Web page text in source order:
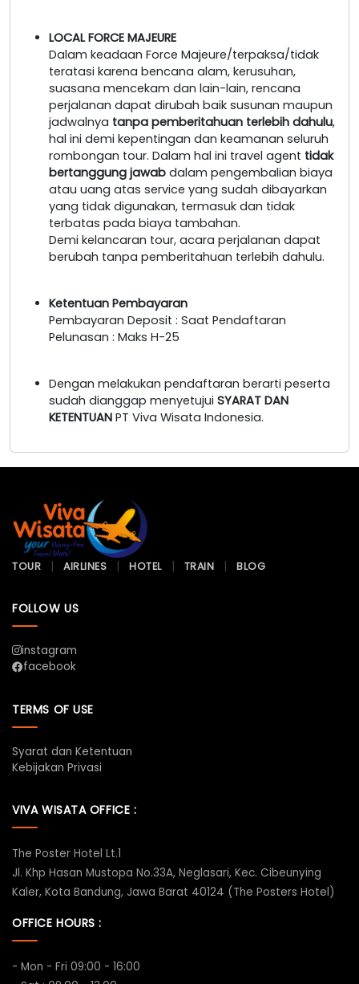
LOCAL FORCE MAJEURE
Dalam keadaan Force Majeure/terpaksa/tidak
teratasi karena bencana alam, kerusuhan,
suasana mencekam dan lain-lain, rencana
perjalanan dapat dirubah baik susunan maupun
jadwalnya tanpa pemberitahuan terlebih dahulu,
hal ini demi kepentingan dan keamanan seluruh
rombongan tour. Dalam hal ini travel agent tidak
bertanggung jawab dalam pengembalian biaya
atau uang atas service yang sudah dibayarkan
yang tidak digunakan, termasuk dan tidak
terbatas pada biaya tambahan.
Demi kelancaran tour, acara perjalanan dapat
berubah tanpa pemberitahuan terlebih dahulu.
Ketentuan Pembayaran
Pembayaran Deposit : Saat Pendaftaran
Pelunasan : Maks H-25
Dengan melakukan pendaftaran berarti peserta
sudah dianggap menyetujui SYARAT DAN
KETENTUAN PT Viva Wisata Indonesia.
TOUR AIRLINES HOTEL TRAIN BLOG
FOLLOW US
instagram
facebook
TERMS OF USE
Syarat dan Ketentuan
Kebijakan Privasi
VIVA WISATA OFFICE :
The Poster Hotel Lt.1
Jl. Khp Hasan Mustopa No.33A, Neglasari, Kec. Cibeunying
Kaler, Kota Bandung, Jawa Barat 40124 (The Posters Hotel)
OFFICE HOURS :
- Mon - Fri 09:00 - 16:00